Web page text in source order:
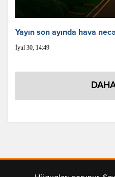
Yayın son ayında hava
İyul 30, 14:49